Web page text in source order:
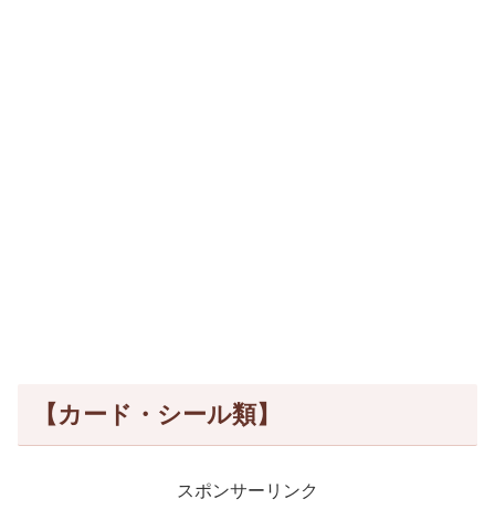
【カード・シール類】
スポンサーリンク